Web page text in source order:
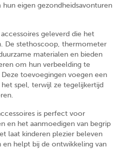
eigen gezondheidsavonturen
geleverd die het
De stethoscoop, thermometer
materialen en bieden
om hun verbeelding te
toevoegingen voegen een
spel, terwijl ze tegelijkertijd
is perfect voor
en het aanmoedigen van begrip
laat kinderen plezier beleven
helpt bij de ontwikkeling van